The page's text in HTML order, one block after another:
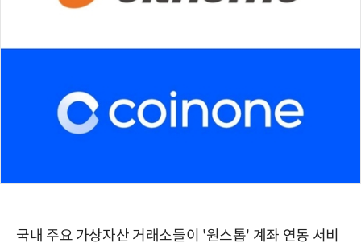
국내 주요 가상자산 거래소들이 '원스톱' 계좌 연동 서비